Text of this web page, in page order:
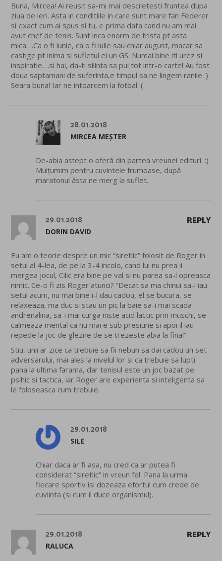
Buna, Mircea! Ai reusit sa-mi mai descretesti fruntea dupa
ziua de ieri. Asta in conditiile in care sunt mare fan Federer
si exact cum ai spus si tu, e prima data cand nu am mai
avut chef de tenis. Sunt inca enorm de trista pt asta
mica….Ca o fi iunie, ca o fi iulie sau chiar august, macar sa
castige pt inima si sufletul ei un GS. Numai bine iti urez si
inspiratie….si hai, da-ti silinta sa pui tot intr-o carte! Au fost
doua saptamani de suferinta,e timpul sa ne lingem ranile :)
Seara buna! Iar ne intoarcem la fotbal :(
28.01.2018
MIRCEA MEȘTER
De-abia aștept o oferă din partea vreunei edituri. :)
Mulțumim pentru cuvintele frumoase, după
maratonul ăsta ne merg la suflet.
REPLY
29.01.2018
DORIN DAVID
Eu am o teorie despre un mic “siretlic” folosit de Roger in
setul al 4-lea, de pe la 3-4 incolo, cand lui nu prea ii
mergea jocul, Cilic era bine pe val si nu parea sa-l opreasca
nimic. Ce-o fi zis Roger atunci? “Decat sa ma chinui sa-i iau
setul acum, nu mai bine i-l dau cadou, el se bucura, se
relaxeaza, ma duc si stau un pic la baie sa-i mai scada
andrenalina, sa-i mai curga niste acid lactic prin muschi, se
calmeaza mental ca nu mai e sub presiune si apoi il iau
repede la joc de glezne de se trezeste abia la final”.
Stiu, unii ar zice ca trebuie sa fii nebun sa dai cadou un set
adversarului, mai ales la nivelul lor si ca trebuie sa lupti
pana la ultima farama, dar tenisul este un joc bazat pe
psihic si tactica, iar Roger are experienta si inteligenta sa
le foloseasca cum trebuie.
29.01.2018
SILE
Chiar daca ar fi asa, nu cred ca ar putea fi
considerat “siretlic” in vreun fel. Pana la urma
fiecare sportiv isi dozeaza efortul cum crede de
cuviinta (si cum il duce organismul).
REPLY
29.01.2018
RALUCA